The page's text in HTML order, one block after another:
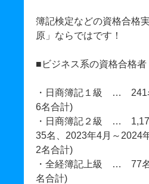
簿記検定などの資格合格
原」ならではです！
■ビジネス系の資格合格者
・日商簿記１級 … 241
6名合計)
・日商簿記２級 …
35名、2023年4月～2024
2名合計)
・全経簿記上級 … 77名
名合計)